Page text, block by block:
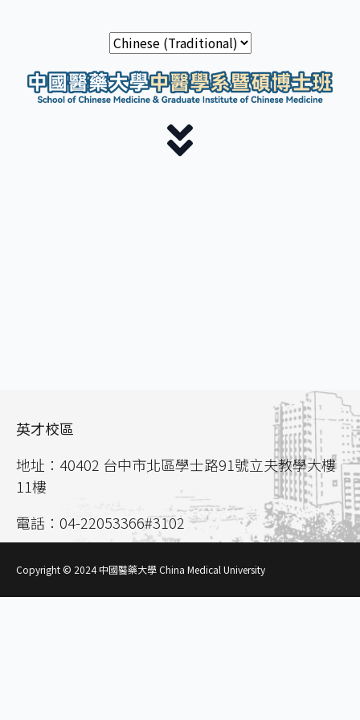
英才校區
地址：40402 台中市北區學士路91號立夫教學大樓
11樓
電話：04-22053366#3102
Copyright © 2024 中國醫藥大學 China Medical University